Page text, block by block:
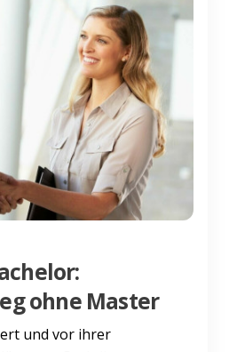
ohne Master
und vor ihrer